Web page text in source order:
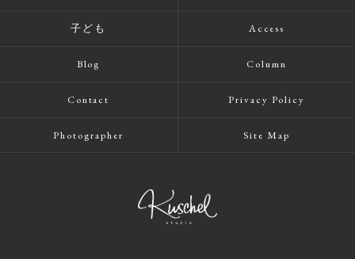
子ども Access
Blog Column
Contact Privacy Policy
Photographer Site Map